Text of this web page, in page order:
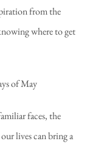
from the
where to get
faces, the
lives can bring a